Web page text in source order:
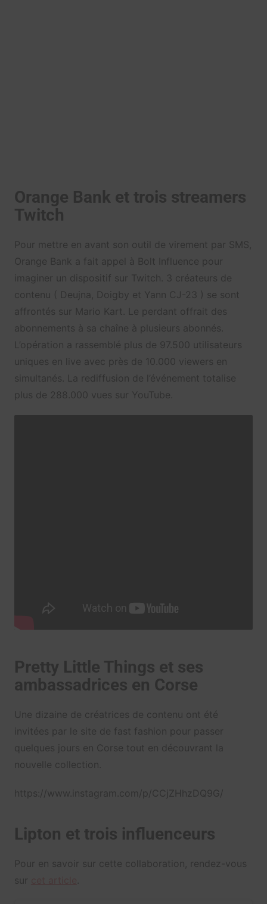
Orange Bank et trois streamers
Twitch
Pour mettre en avant son outil de virement par SMS,
Orange Bank a fait appel à Bolt Influence pour
imaginer un dispositif sur Twitch. 3 créateurs de
contenu (
Deujna, Doigby et Yann CJ-23 ) se sont
affrontés sur Mario Kart. Le perdant offrait des
abonnements à sa chaîne à plusieurs abonnés.
L’opération a rassemblé plus de 97.500 utilisateurs
uniques en live avec près de 10.000 viewers en
simultanés. La rediffusion de l’événement totalise
plus de 288.000 vues sur YouTube.
Pretty Little Things et ses
ambassadrices en Corse
Une dizaine de créatrices de contenu ont été
invitées par le site de fast fashion pour passer
quelques jours en Corse tout en découvrant la
nouvelle collection.
https://www.instagram.com/p/CCjZHhzDQ9G/
Lipton et trois influenceurs
Pour en savoir sur cette collaboration, rendez-vous
sur